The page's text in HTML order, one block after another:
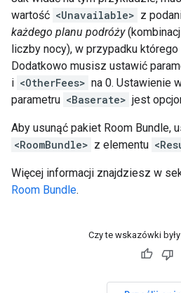
wartość <Unavailable> z
każdego planu podróży
liczby nocy), w przypadku
Dodatkowo musisz ustawić
i <OtherFees> na 0. Ustawienie
parametru <Baserate> jest
Aby usunąć pakiet Room Bundle,
<RoomBundle> z elementu
Więcej informacji znajdziesz w
Room Bundle.
Czy te wskazówki